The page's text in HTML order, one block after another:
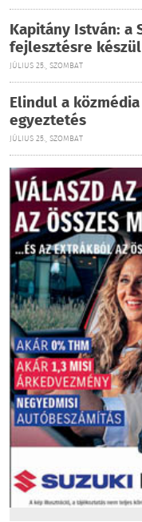
Kapitány István: a
fejlesztésre
JÚLIUS 25., SZOMBAT
Elindul a
egyeztetés
JÚLIUS 25., SZOMBAT